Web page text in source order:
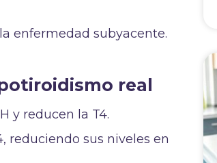
enfermedad subyacente.
real
y reducen la T4.
reduciendo sus niveles en